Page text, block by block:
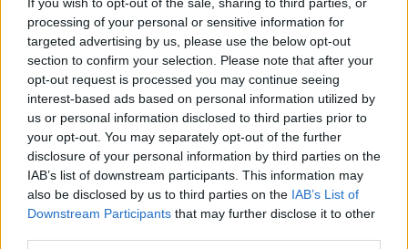
processing of your personal or sensitive information for
targeted advertising by us, please use the below opt-out
section to confirm your selection. Please note that after your
opt-out request is processed you may continue seeing
interest-based ads based on personal information utilized by
us or personal information disclosed to third parties prior to
your opt-out. You may separately opt-out of the further
disclosure of your personal information by third parties on the
IAB’s list of downstream participants. This information may
also be disclosed by us to third parties on the IAB’s List of
Downstream Participants that may further disclose it to other
σκυλί το πήρα το 2016… Όταν το παρέλαβα
δεν είχε βιβλιάριο, η κυρία που μου το
έδωσε μου είπε ότι ήταν 1 έτους και ότι δεν
υπήρχε πρόβλημα να το αφήσω κ έξω, και
της είπα ότι δεν υπάρχει τέτοια περίπτωση
Τη ρώτησα για τα εμβόλια και μου είχε πει
ότι τα έχει όλα. Όταν γέννησε, είπε πήγαμε
στον κτηνίατρο και εκεί κάναμε και κάποια
εμβόλια, δεν έχω κρατήσει όμως τις
αποδείξεις από δική μου αμέλεια.